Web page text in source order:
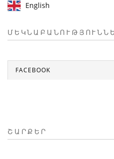
English
FACEBOOK
ՇԱՐՔԵՐ